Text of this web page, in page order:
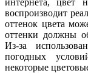
интернета, цвет
воспроизводит
оттенок цвета
оттенки должны
Из-за
погодных
некоторые